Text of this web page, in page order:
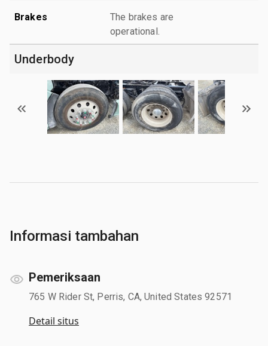
Brakes
The brakes are
operational.
Underbody
Informasi tambahan
Pemeriksaan
765 W Rider St, Perris, CA, United States 92571
Detail situs